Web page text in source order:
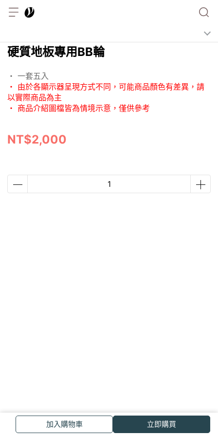
硬質地板專用BB輪
・ 一套五入
・ 由於各顯示器呈現方式不同，可能商品顏色有差異，請
以實際商品為主
・ 商品介紹圖檔皆為情境示意，僅供參考
NT$2,000
加入購物車 立即購買